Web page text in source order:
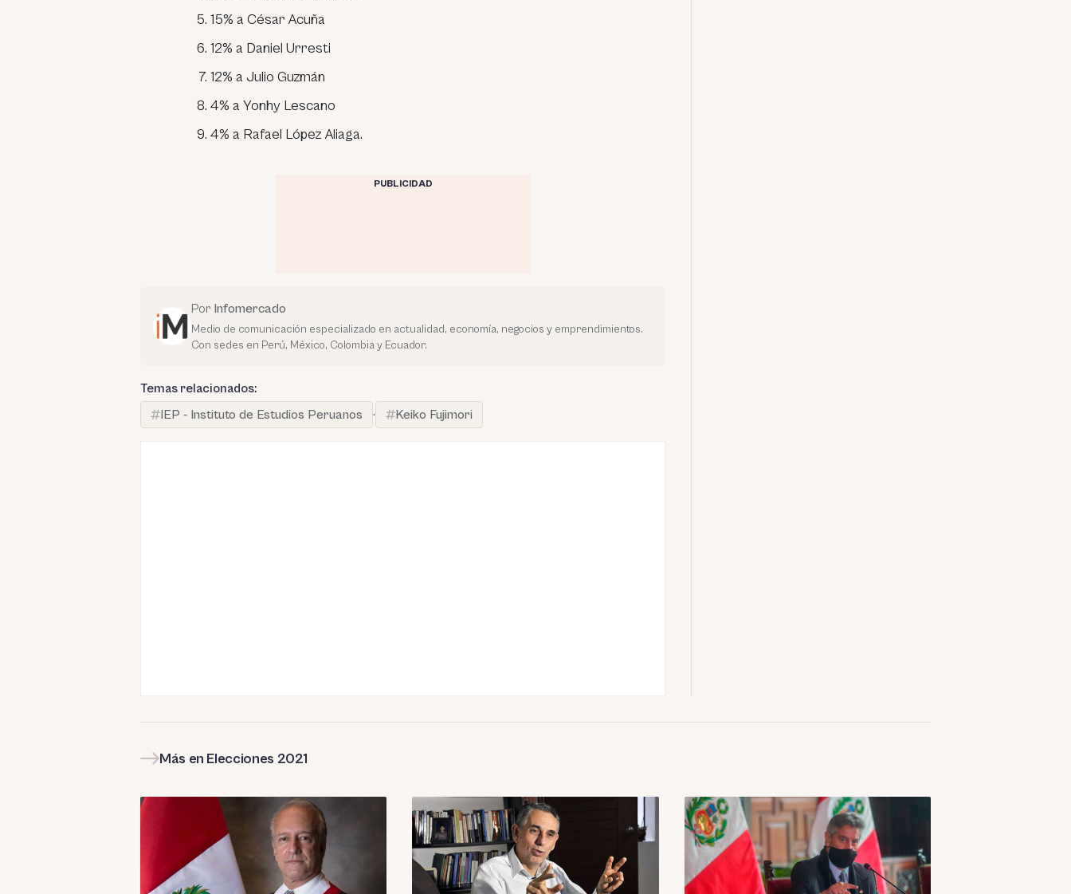
15% a César Acuña
12% a Daniel Urresti
12% a Julio Guzmán
4% a Yonhy Lescano
4% a Rafael López Aliaga.
PUBLICIDAD
Por Infomercado
Medio de comunicación especializado en actualidad, economía, negocios y emprendimientos.
Con sedes en Perú, México, Colombia y Ecuador.
Temas relacionados:
IEP - Instituto de Estudios Peruanos
· Keiko Fujimori
Más en Elecciones 2021